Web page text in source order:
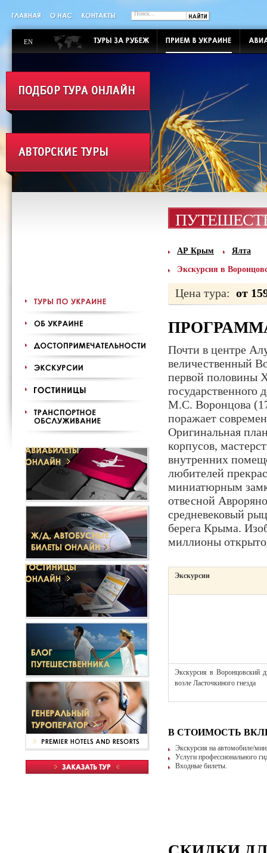
EN
АР Крым Ялта
Экскурсия в
Цена тура: от
Почти в центре
величественный
первой половины
государственного
М.С. Воронцова
поражает
Оригинальная
корпусов,
внутренних
любителей
миниатюрным
отвесной
средневековый
берега Крыма.
миллионы
Экскурсии
Экскурсия в Воронцовский
возле Ласточкиного гнезда
В СТОИМОСТЬ
Экскурсия на автомобиле/
Услуги профессионального
Входные билеты.